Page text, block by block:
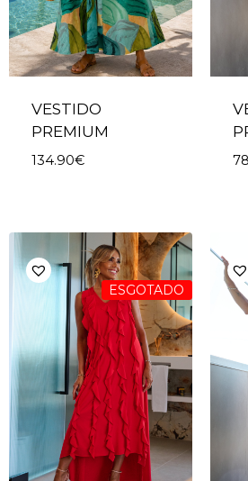
VESTIDO
PREMIUM
134.90€
ESGOTADO